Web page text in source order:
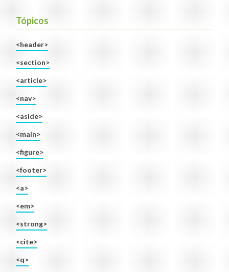
Tópicos
<header>
<section>
<article>
<nav>
<aside>
<main>
<figure>
<footer>
<a>
<em>
<strong>
<cite>
<q>